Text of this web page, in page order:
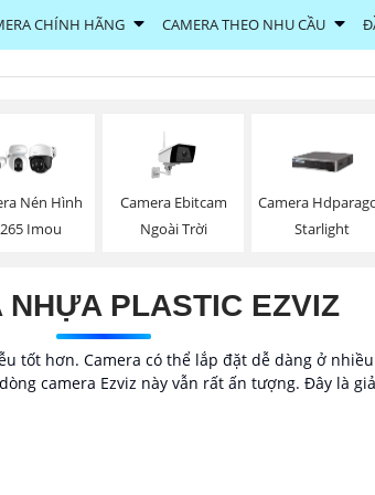
CHÍNH HÃNG CAMERA THEO NHU CẦU
Nén Hình
Imou
Camera Ebitcam
Ngoài Trời
Camera
Starlight
NHỰA PLASTIC EZVIZ
tốt hơn. Camera có thể lắp đặt dễ dàng ở
camera Ezviz này vẫn rất ấn tượng. Đây là